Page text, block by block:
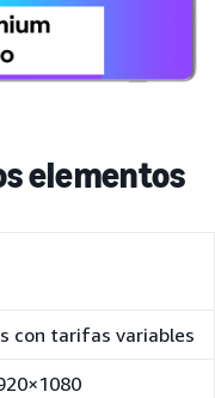
elementos
con tarifas variables